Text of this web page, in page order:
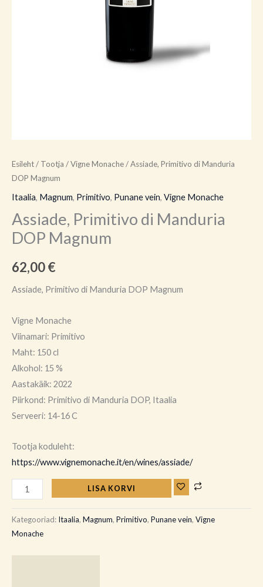
Esileht/ Tootja /Vigne Monache/ Assiade, Primitivo di Manduria
DOP Magnum
Itaalia, Magnum, Primitivo, Punane vein, Vigne Monache
Assiade, Primitivo di Manduria
DOP Magnum
62,00€
Assiade, Primitivo di Manduria DOP Magnum
Vigne Monache
Viinamari: Primitivo
Maht: 150 cl
Alkohol: 15 %
Aastakäik: 2022
Piirkond: Primitivo di Manduria DOP, Itaalia
Serveeri: 14-16 C
Tootja koduleht:
https://www.vignemonache.it/en/wines/assiade/
LISA KORVI
Kategooriad: Itaalia, Magnum, Primitivo, Punane vein, Vigne
Monache